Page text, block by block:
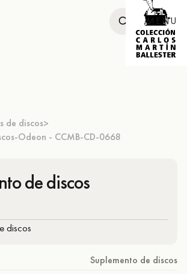
MENU
de discos>
Odeon - CCMB-CD-0668
de discos
Suplemento de discos